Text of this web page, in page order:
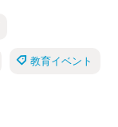
教育イベント